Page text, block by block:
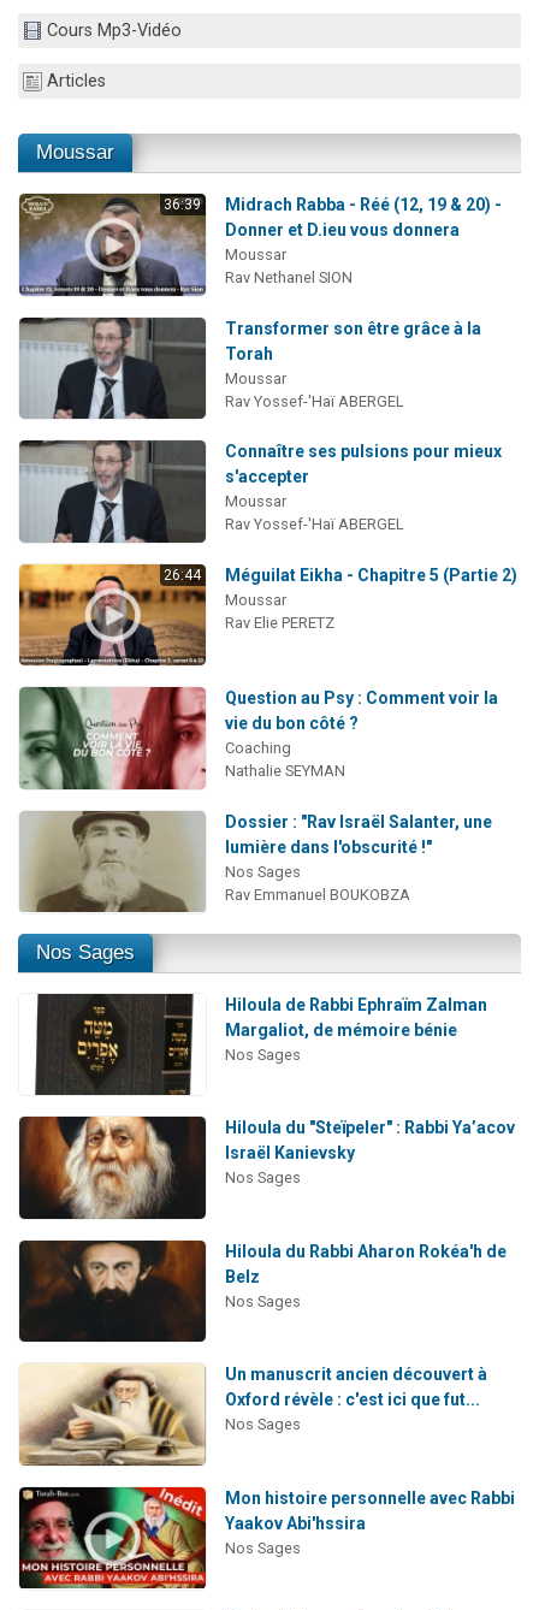
Cours Mp3-Vidéo
Articles
Moussar
36:39
Midrach Rabba - Réé (12, 19 & 20) -
Donner et D.ieu vous donnera
Moussar
Rav Nethanel SION
Transformer son être grâce à la
Torah
Moussar
Rav Yossef-'Haï ABERGEL
Connaître ses pulsions pour mieux
s'accepter
Moussar
Rav Yossef-'Haï ABERGEL
26:44 Méguilat Eikha - Chapitre 5 (Partie 2)
Moussar
Rav Elie PERETZ
Question au Psy : Comment voir la
vie du bon côté ?
Coaching
Nathalie SEYMAN
Dossier : "Rav Israël Salanter, une
lumière dans l'obscurité !"
Nos Sages
Rav Emmanuel BOUKOBZA
Nos Sages
Hiloula de Rabbi Ephraïm Zalman
Margaliot, de mémoire bénie
Nos Sages
Hiloula du "Steïpeler" : Rabbi Ya’acov
Israël Kanievsky
Nos Sages
Hiloula du Rabbi Aharon Rokéa'h de
Belz
Nos Sages
Un manuscrit ancien découvert à
Oxford révèle : c'est ici que fut...
Nos Sages
Mon histoire personnelle avec Rabbi
Yaakov Abi'hssira
Nos Sages